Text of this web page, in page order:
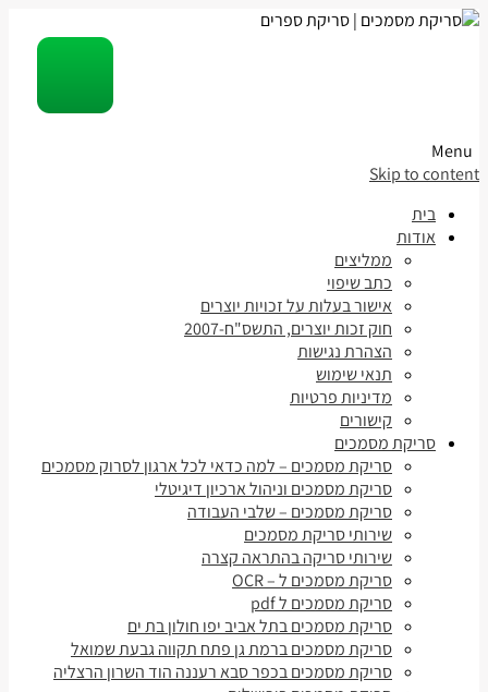
Skip to content
בית
אודות
ממליצים
כתב שיפוי
אישור בעלות על זכויות יוצרים
חוק זכות יוצרים, התשס"ח-2007
הצהרת נגישות
תנאי שימוש
מדיניות פרטיות
קישורים
סריקת מסמכים
סריקת מסמכים – למה כדאי לכל ארגון לסרוק מסמכים
סריקת מסמכים וניהול ארכיון דיגיטלי
סריקת מסמכים – שלבי העבודה
שירותי סריקת מסמכים
שירותי סריקה בהתראה קצרה
סריקת מסמכים ל – OCR
סריקת מסמכים ל pdf
סריקת מסמכים בתל אביב יפו חולון בת ים
סריקת מסמכים ברמת גן פתח תקווה גבעת שמואל
סריקת מסמכים בכפר סבא רעננה הוד השרון הרצליה